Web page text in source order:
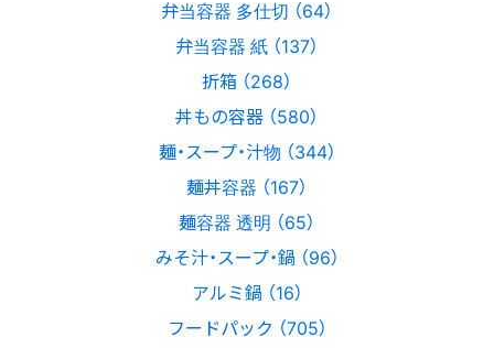
弁当容器 多仕切 （64）
弁当容器 紙 （137）
折箱 （268）
丼もの容器 （580）
麺・スープ・汁物 （344）
麺丼容器 （167）
麺容器 透明 （65）
みそ汁・スープ・鍋 （96）
アルミ鍋 （16）
フードパック （705）